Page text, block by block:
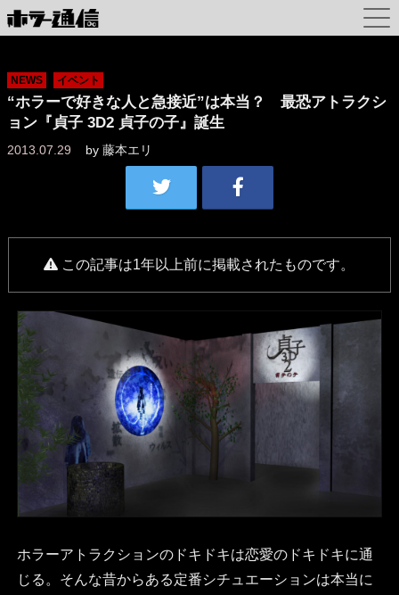
NEWS イベント
“ホラーで好きな人と急接近”は本当？ 最恐アトラクシ
ョン『貞子 3D2 貞子の子』誕生
2013.07.29 by 藤本エリ
この記事は1年以上前に掲載されたものです。
ホラーアトラクションのドキドキは恋愛のドキドキに通
じる。そんな昔からある定番シチュエーションは本当に